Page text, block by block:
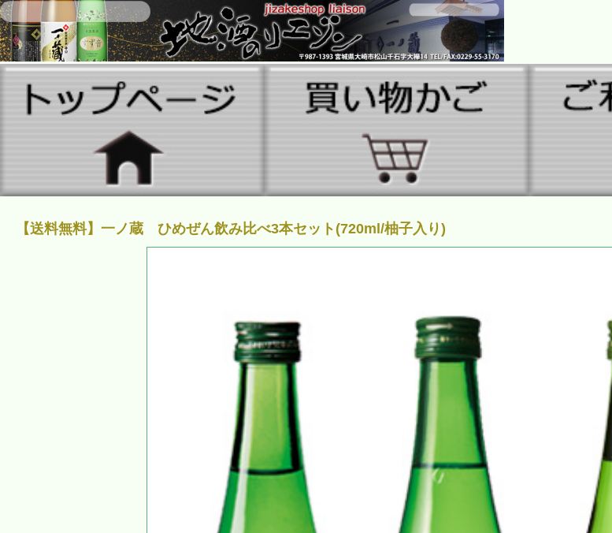
【送料無料】一ノ蔵 ひめぜん飲み比べ3本セット(720ml/柚子入り)